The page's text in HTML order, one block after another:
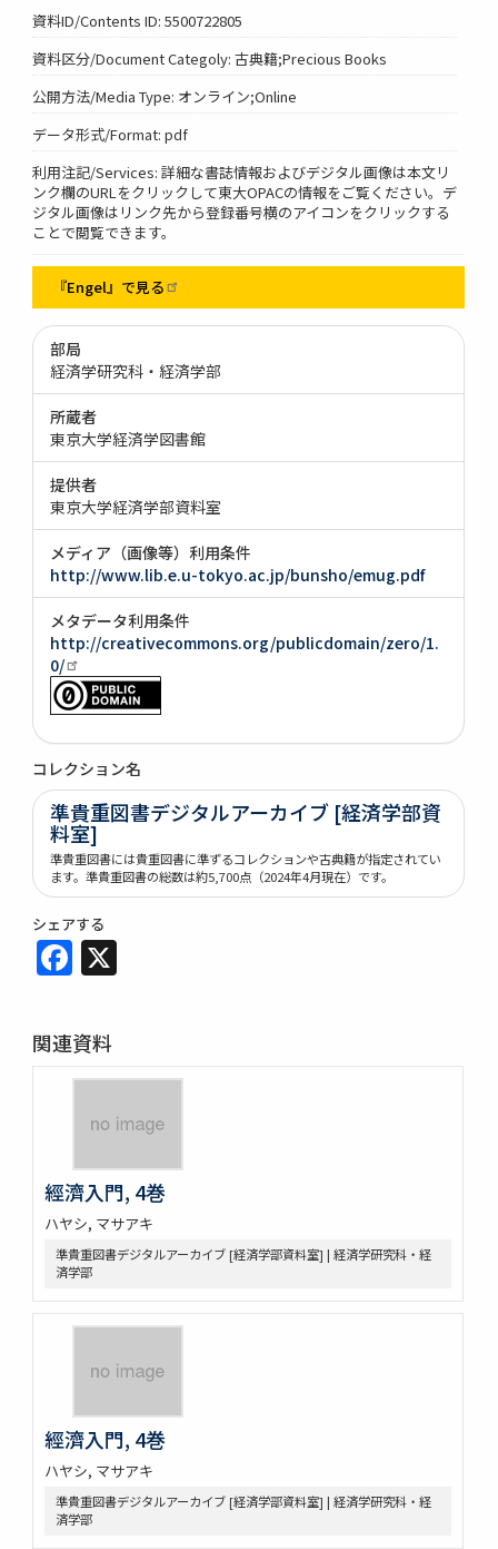
資料ID/Contents ID: 5500722805
資料区分/Document Categoly: 古典籍;Precious Books
公開方法/Media Type: オンライン;Online
データ形式/Format: pdf
利用注記/Services: 詳細な書誌情報およびデジタル画像は本文リ
ンク欄のURLをクリックして東大OPACの情報をご覧ください。デ
ジタル画像はリンク先から登録番号横のアイコンをクリックする
ことで閲覧できます。
『Engel』で見る
部局
経済学研究科・経済学部
所蔵者
東京大学経済学図書館
提供者
東京大学経済学部資料室
メディア（画像等）利用条件
http://www.lib.e.u-tokyo.ac.jp/bunsho/emug.pdf
メタデータ利用条件
http://creativecommons.org/publicdomain/zero/1.
0/
コレクション名
準貴重図書デジタルアーカイブ [経済学部資
料室]
準貴重図書には貴重図書に準ずるコレクションや古典籍が指定されてい
ます。準貴重図書の総数は約5,700点（2024年4月現在）です。
シェアする
Facebook
関連資料
經濟入門, 4巻
ハヤシ, マサアキ
準貴重図書デジタルアーカイブ [経済学部資料室] | 経済学研究科・経
済学部
經濟入門, 4巻
ハヤシ, マサアキ
準貴重図書デジタルアーカイブ [経済学部資料室] | 経済学研究科・経
済学部